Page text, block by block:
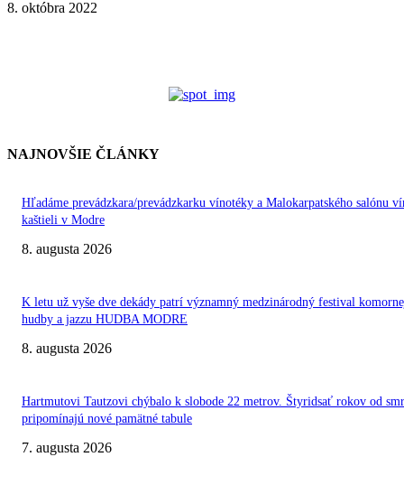
8. októbra 2022
NAJNOVŠIE ČLÁNKY
Hľadáme prevádzkara/prevádzkarku vínotéky a Malokarpatského salónu
kaštieli v Modre
8. augusta 2026
K letu už vyše dve dekády patrí významný medzinárodný festival
hudby a jazzu HUDBA MODRE
8. augusta 2026
Hartmutovi Tautzovi chýbalo k slobode 22 metrov. Štyridsať rokov od
pripomínajú nové pamätné tabule
7. augusta 2026